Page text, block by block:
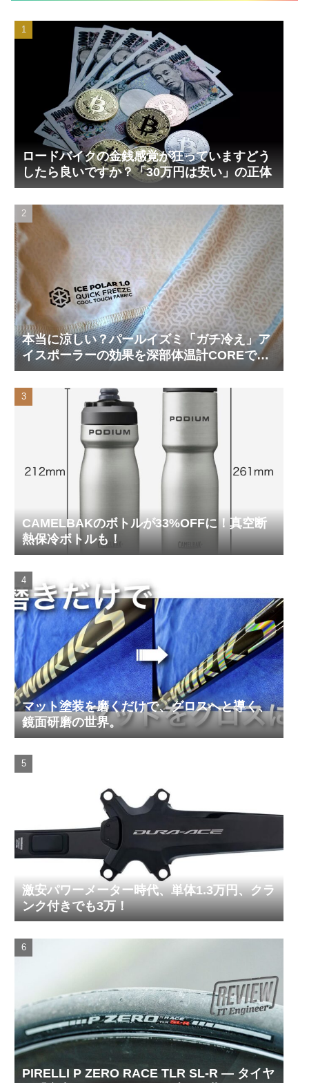
ロードバイクの金銭感覚が狂っていますどう
したら良いですか？「30万円は安い」の正体
本当に涼しい？パールイズミ「ガチ冷え」ア
イスポーラーの効果を深部体温計COREで測
ってみた
CAMELBAKのボトルが33%OFFに！真空断
熱保冷ボトルも！
マット塗装を磨くだけで、グロスへと導く、
鏡面研磨の世界。
激安パワーメーター時代、単体1.3万円、クラ
ンク付きでも3万！
PIRELLI P ZERO RACE TLR SL-R ― タイヤ